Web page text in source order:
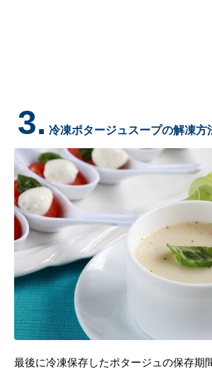
3. 冷凍ポタージュスープの解凍方
最後に冷凍保存したポタージュの保存期